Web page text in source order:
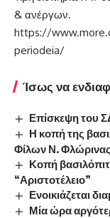
& ανέργων.
https://
periodeia/
Ίσως να
Επίσκεψη του
Η κοπή της
Φίλων Ν. Φλώρινας
Κοπή
“Αριστοτέλειο”
Ενοικιάζεται
Μία ώρα